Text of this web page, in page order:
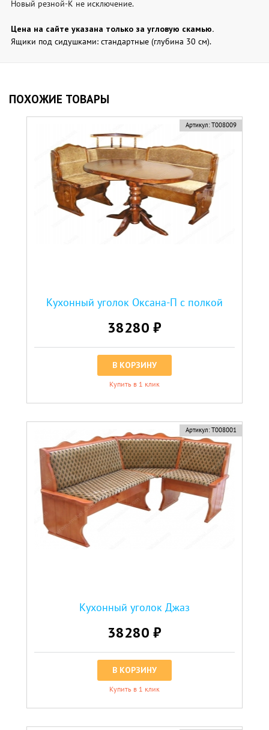
Новый резной-К не исключение.
Цена на сайте указана только за угловую скамью.
Ящики под сидушками: стандартные (глубина 30 см).
ПОХОЖИЕ ТОВАРЫ
Артикул: Т008009
Кухонный уголок Оксана-П с полкой
38280 ₽
В КОРЗИНУ
Купить в 1 клик
Артикул: Т008001
Кухонный уголок Джаз
38280 ₽
В КОРЗИНУ
Купить в 1 клик